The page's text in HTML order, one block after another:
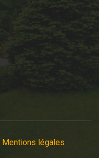
Mentions légales